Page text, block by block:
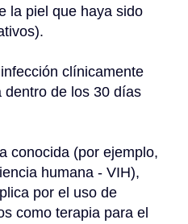
la piel que haya sido
clínicamente
dentro de los 30 días
conocida (por ejemplo,
humana - VIH),
por el uso de
como terapia para el